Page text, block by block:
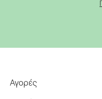
Αγορές